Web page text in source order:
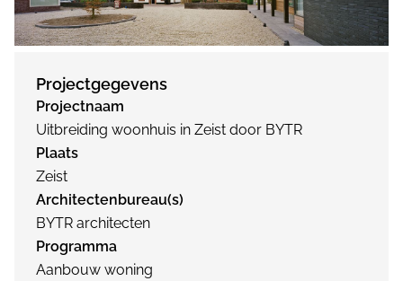
Projectgegevens
Projectnaam
Uitbreiding woonhuis in Zeist door BYTR
Plaats
Zeist
Architectenbureau(s)
BYTR architecten
Programma
Aanbouw woning